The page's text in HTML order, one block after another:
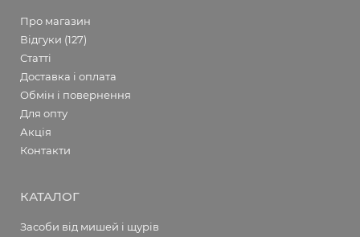
Про магазин
Відгуки (127)
Статті
Доставка і оплата
Обмін і повернення
Для опту
Акція
Контакти
КАТАЛОГ
Засоби від мишей і щурів